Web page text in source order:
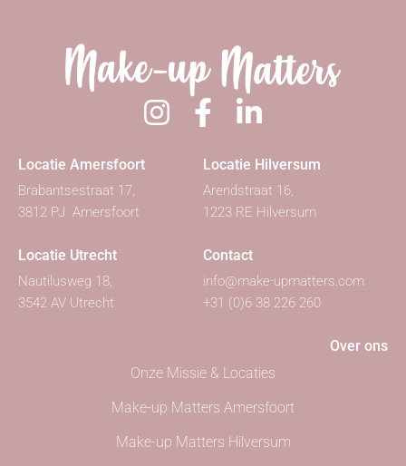
Locatie Amersfoort
Brabantsestraat 17,
3812 PJ Amersfoort
Locatie Hilversum
Arendstraat 16,
1223 RE Hilversum
Locatie Utrecht
Nautilusweg 18,
3542 AV Utrecht
Contact
info@make-upmatters.com
+31 (0)6 38 226 260
Over ons
Onze Missie & Locaties
Make-up Matters Amersfoort
Make-up Matters Hilversum